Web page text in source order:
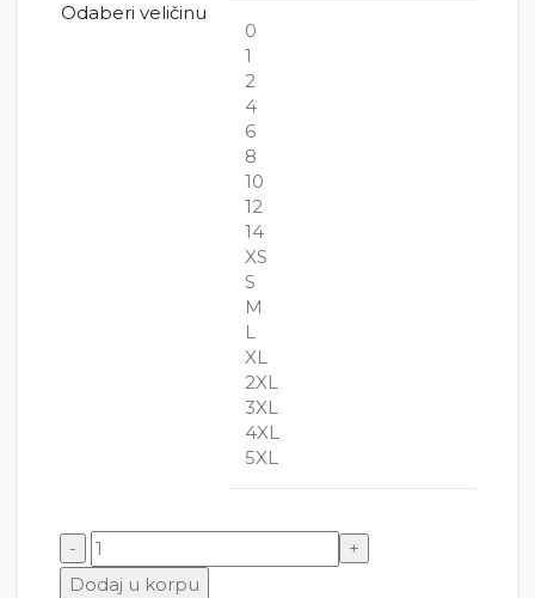
Odaberi veličinu
0
1
2
4
6
8
10
12
14
XS
S
M
L
XL
2XL
3XL
4XL
5XL
Lav 5 sunce količina
Dodaj u korpu